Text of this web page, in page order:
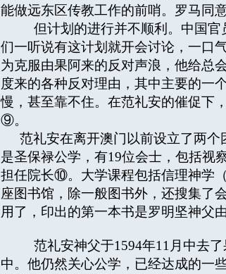
能做远东区传教工作的前哨。罗马同
但计划的进行并不顺利。中国官
们一听说有这计划就开会讨论，一口
为克服由果阿来的反对声浪，他给总
度来的各种反对理由，其中主要的一
慢，甚至靠不住。在范礼安的催促下
⑨。
范礼安在离开澳门以前设立了两
是圣保禄公学，有19位会士，包括视
担任院长⑩。大学课程包括信理神学
座图书馆，除一般图书外，还搜集了
用了，印出的第一本书是罗明坚神父
范礼安神父于1594年11月中去了
中。他仍然关心公学，已经达成的一